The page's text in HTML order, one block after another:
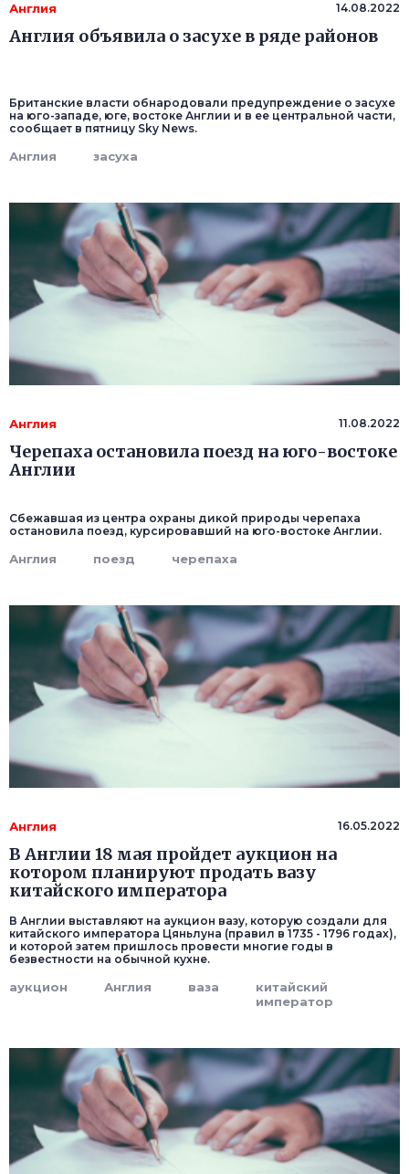
Англия 14.08.2022
Англия объявила о засухе в ряде районов
Британские власти обнародовали предупреждение о засухе
на юго-западе, юге, востоке Англии и в ее центральной части,
сообщает в пятницу Sky News.
Англия засуха
Англия 11.08.2022
Черепаха остановила поезд на юго-востоке
Англии
Cбежавшая из центра охраны дикой природы черепаха
остановила поезд, курсировавший на юго-востоке Англии.
Англия поезд черепаха
Англия 16.05.2022
В Англии 18 мая пройдет аукцион на
котором планируют продать вазу
китайского императора
В Англии выставляют на аукцион вазу, которую создали для
китайского императора Цяньлуна (правил в 1735 - 1796 годах),
и которой затем пришлось провести многие годы в
безвестности на обычной кухне.
аукцион Англия ваза
китайский
император